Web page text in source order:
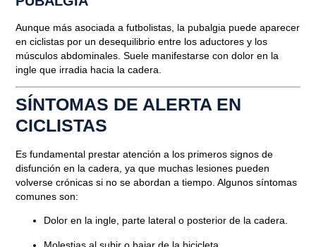
Aunque más asociada a futbolistas, la pubalgia puede aparecer
en ciclistas por un desequilibrio entre los aductores y los
músculos abdominales. Suele manifestarse con dolor en la
ingle que irradia hacia la cadera.
SÍNTOMAS DE ALERTA EN
CICLISTAS
Es fundamental prestar atención a los primeros signos de
disfunción en la cadera, ya que muchas lesiones pueden
volverse crónicas si no se abordan a tiempo. Algunos síntomas
comunes son:
Dolor en la ingle, parte lateral o posterior de la cadera.